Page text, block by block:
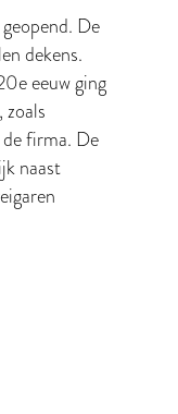
De
dekens.
eeuw ging
firma. De
naast